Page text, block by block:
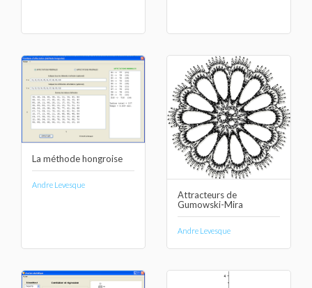
La méthode hongroise
Andre Levesque
Attracteurs de
Gumowski-Mira
Andre Levesque